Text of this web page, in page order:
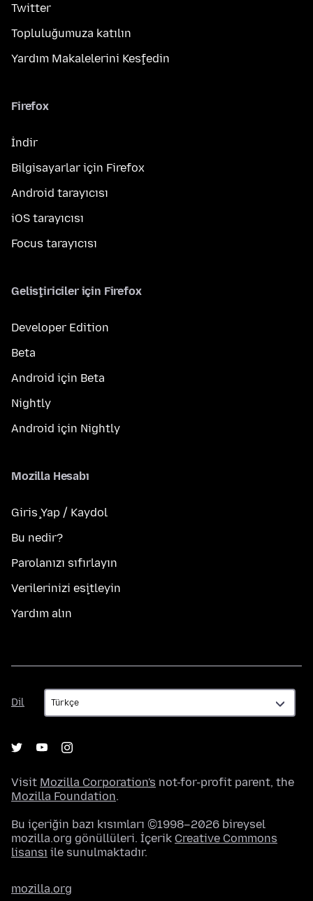
Twitter
Topluluğumuza katılın
Yardım Makalelerini Keşfedin
Firefox
İndir
Bilgisayarlar için Firefox
Android tarayıcısı
iOS tarayıcısı
Focus tarayıcısı
Geliştiriciler için Firefox
Developer Edition
Beta
Android için Beta
Nightly
Android için Nightly
Mozilla Hesabı
Giriş Yap / Kaydol
Bu nedir?
Parolanızı sıfırlayın
Verilerinizi eşitleyin
Yardım alın
Dil
Dil
Visit Mozilla Corporation's not-for-profit parent, the
Mozilla Foundation.
Bu içeriğin bazı kısımları ©1998–2026 bireysel
mozilla.org gönüllüleri. İçerik Creative Commons
lisansı ile sunulmaktadır.
mozilla.org